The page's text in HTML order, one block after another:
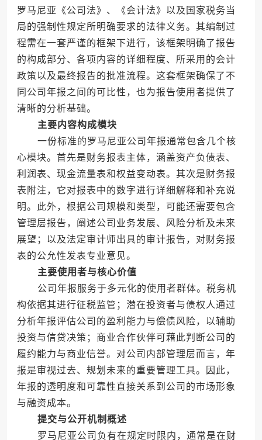
罗马尼亚《公司法》、《会计法》以及国家税务当
局的强制性规定所明确要求的法律义务。其编制过
程需在一套严谨的框架下进行，该框架明确了报告
的构成部分、各项内容的详细程度、所采用的会计
政策以及最终报告的批准流程。这套框架确保了不
同公司年报之间的可比性，也为报告使用者提供了
清晰的分析基础。
主要内容构成模块
一份标准的罗马尼亚公司年报通常包含几个核
心模块。首先是财务报表主体，涵盖资产负债表、
利润表、现金流量表和权益变动表。其次是财务报
表附注，它对报表中的数字进行详细解释和补充说
明。此外，根据公司规模和类型，可能还需要包含
管理层报告，阐述公司业务发展、风险分析及未来
展望；以及法定审计师出具的审计报告，对财务报
表的公允性发表专业意见。
主要使用者与核心价值
公司年报服务于多元化的使用者群体。税务机
构依据其进行征税监管；潜在投资者与债权人通过
分析年报评估公司的盈利能力与偿债风险，以辅助
投资与信贷决策；商业合作伙伴可藉此判断公司的
履约能力与商业信誉。对公司内部管理层而言，年
报是审视过去、规划未来的重要管理工具。因此，
年报的透明度和可靠性直接关系到公司的市场形象
与融资成本。
提交与公开机制概述
罗马尼亚公司负有在规定时限内，通常是在财